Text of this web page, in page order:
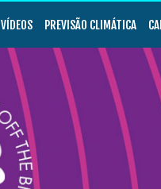
VÍDEOS PREVISÃO CLIMÁTICA